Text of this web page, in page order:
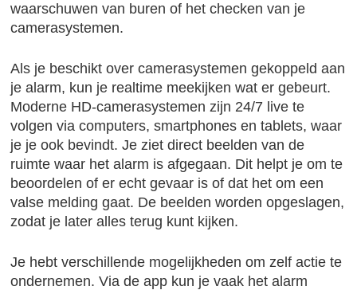
waarschuwen van buren of het checken van je
camerasystemen.
Als je beschikt over camerasystemen gekoppeld aan
je alarm, kun je realtime meekijken wat er gebeurt.
Moderne HD-camerasystemen zijn 24/7 live te
volgen via computers, smartphones en tablets, waar
je je ook bevindt. Je ziet direct beelden van de
ruimte waar het alarm is afgegaan. Dit helpt je om te
beoordelen of er echt gevaar is of dat het om een
valse melding gaat. De beelden worden opgeslagen,
zodat je later alles terug kunt kijken.
Je hebt verschillende mogelijkheden om zelf actie te
ondernemen. Via de app kun je vaak het alarm